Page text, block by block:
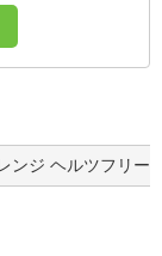
ンジ ヘルツフリー